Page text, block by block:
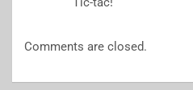
Comments are closed.